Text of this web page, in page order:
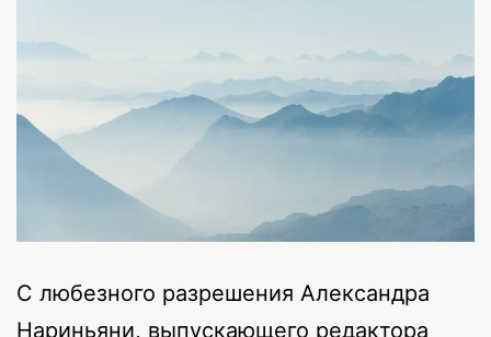
С любезного разрешения Александра
Нариньяни, выпускающего редактора